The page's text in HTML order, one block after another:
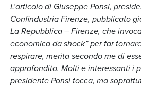
L’articolo di Giuseppe Ponsi,
Confindustria Firenze, pubblicato
La Repubblica – Firenze, che
economica da shock” per far
respirare, merita secondo me di
approfondito. Molti e interessanti i
presidente Ponsi tocca, ma